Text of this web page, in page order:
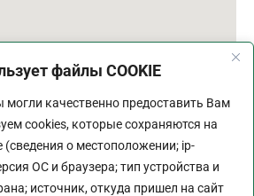
файлы COOKIE
качественно предоставить Вам
cookies, которые сохраняются на
о местоположении; ip-
ОС и браузера; тип устройства и
источник, откуда пришел на сайт